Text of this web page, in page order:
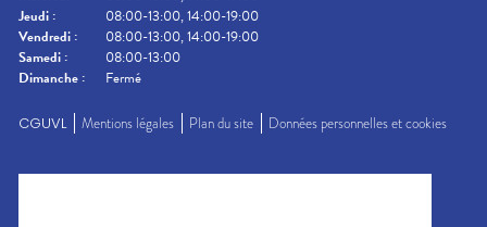
Jeudi :
08:00-13:00, 14:00-19:00
Vendredi :
08:00-13:00, 14:00-19:00
Samedi :
08:00-13:00
Dimanche : Fermé
CGUVL Mentions légales Plan du site Données personnelles et cookies